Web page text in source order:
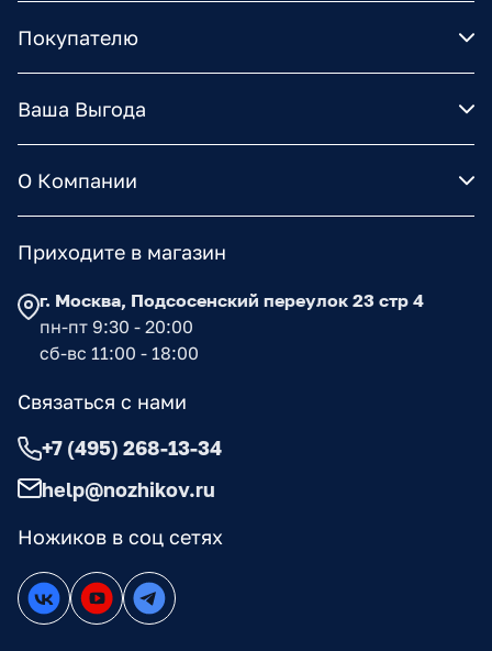
Покупателю
Ваша Выгода
О Компании
Ножиков в соц сетях
Приходите в магазин
г. Москва, Подсосенский переулок 23 стр 4
пн-пт 9:30 - 20:00
сб-вс 11:00 - 18:00
Связаться с нами
+7 (495) 268-13-34
help@nozhikov.ru